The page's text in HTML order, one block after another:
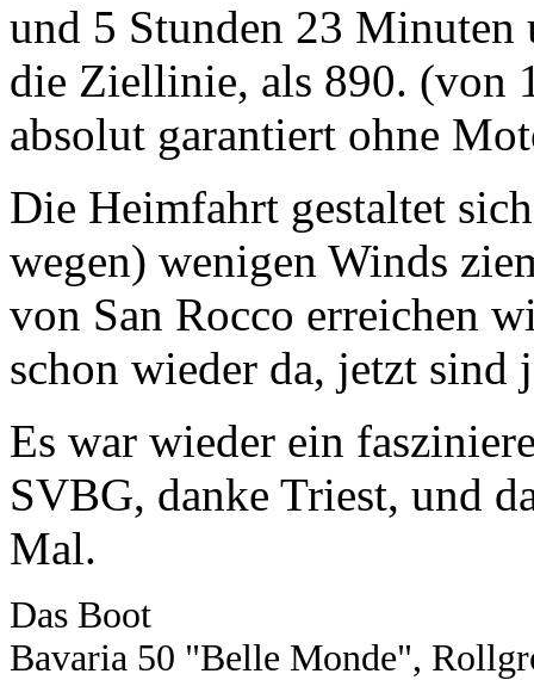
und 5 Stunden 23 Minuten
die Ziellinie, als 890. (von
absolut garantiert ohne
Die Heimfahrt gestaltet
wegen) wenigen Winds
von San Rocco erreichen
schon wieder da, jetzt sind
Es war wieder ein
SVBG, danke Triest, und
Mal.
Das Boot
Bavaria 50 "Belle Monde",